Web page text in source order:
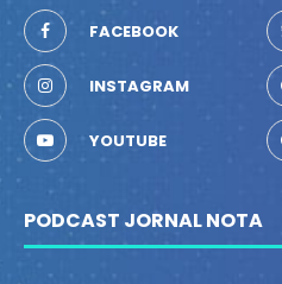
FACEBOOK
INSTAGRAM
YOUTUBE
PODCAST JORNAL NOTA